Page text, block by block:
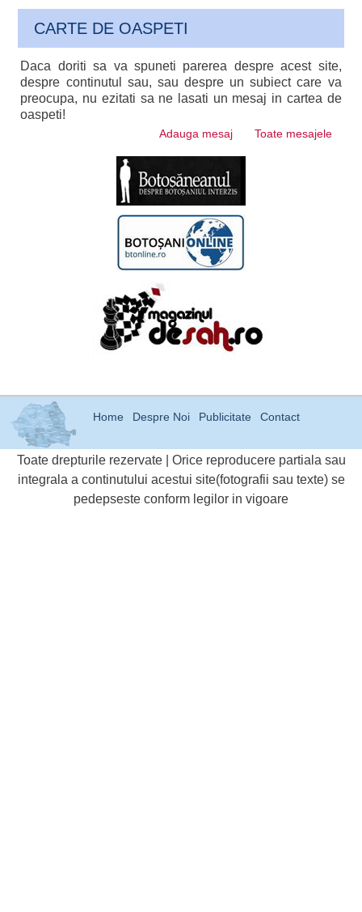
CARTE DE OASPETI
Daca doriti sa va spuneti parerea despre acest site,
despre continutul sau, sau despre un subiect care va
preocupa, nu ezitati sa ne lasati un mesaj in cartea de
oaspeti!
Adauga mesaj Toate mesajele
Home Despre Noi Publicitate Contact
Toate drepturile rezervate | Orice reproducere partiala sau
integrala a continutului acestui site(fotografii sau texte) se
pedepseste conform legilor in vigoare